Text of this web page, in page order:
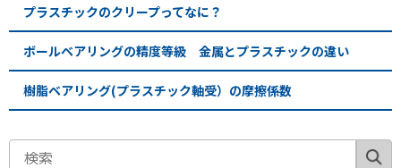
プラスチックのクリープってなに？
ボールベアリングの精度等級 金属とプラスチックの違い
樹脂ベアリング(プラスチック軸受）の摩擦係数